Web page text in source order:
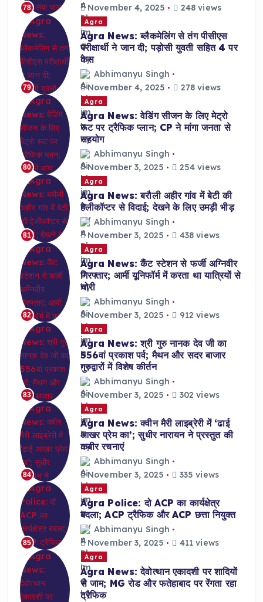
78
November 4, 2025
248 views
79
Agra
Agra News: ब्लैकमेलिंग से तंग पीसीएस
परीक्षार्थी ने जान दी; पड़ोसी युवती सहित 4 पर
केस
Abhimanyu Singh
November 4, 2025
278 views
80
Agra
Agra News: वेडिंग सीजन के लिए मेट्रो
रूट पर ट्रैफिक प्लान; CP ने मांगा जनता से
सहयोग
Abhimanyu Singh
November 3, 2025
254 views
81
Agra
Agra News: बरौली अहीर गांव में बेटी की
हेलीकॉप्टर से विदाई; देखने के लिए उमड़ी भीड़
Abhimanyu Singh
November 3, 2025
438 views
82
Agra
Agra News: कैंट स्टेशन से फर्जी अग्निवीर
गिरफ्तार; आर्मी यूनिफॉर्म में करता था यात्रियों से
चोरी
Abhimanyu Singh
November 3, 2025
912 views
83
Agra
Agra News: श्री गुरु नानक देव जी का
556वां प्रकाश पर्व; मैथन और सदर बाजार
गुरुद्वारों में विशेष कीर्तन
Abhimanyu Singh
November 3, 2025
302 views
84
Agra
Agra News: क्वीन मैरी लाइब्रेरी में ‘ढाई
आखर प्रेम का’; सुधीर नारायन ने प्रस्तुत की
कबीर रचनाएं
Abhimanyu Singh
November 3, 2025
335 views
85
Agra
Agra Police: दो ACP का कार्यक्षेत्र
बदला; ACP ट्रैफिक और ACP छत्ता नियुक्त
Abhimanyu Singh
November 3, 2025
411 views
Agra
Agra News: देवोत्थान एकादशी पर शादियों
से जाम; MG रोड और फतेहाबाद पर रेंगता रहा
ट्रैफिक